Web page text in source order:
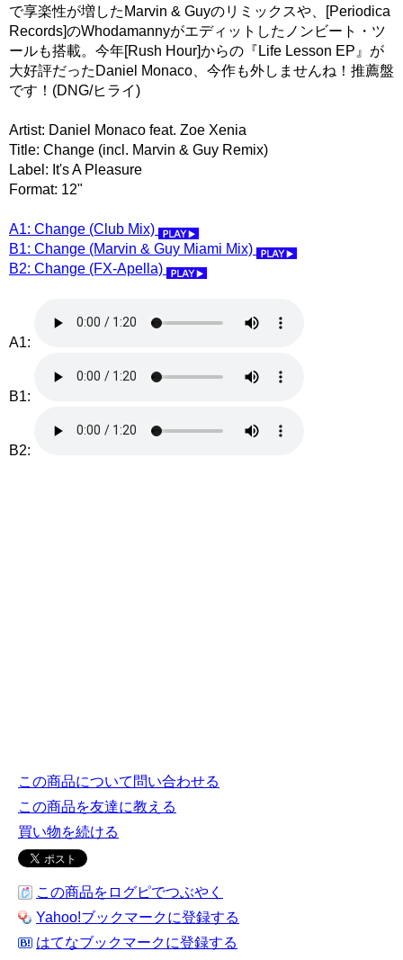
で享楽性が増したMarvin & Guyのリミックスや、[Periodica
Records]のWhodamannyがエディットしたノンビート・ツ
ールも搭載。今年[Rush Hour]からの『Life Lesson EP』が
大好評だったDaniel Monaco、今作も外しませんね！推薦盤
です！(DNG/ヒライ)
Artist: Daniel Monaco feat. Zoe Xenia
Title: Change (incl. Marvin & Guy Remix)
Label: It's A Pleasure
Format: 12"
A1: Change (Club Mix)
B1: Change (Marvin & Guy Miami Mix)
B2: Change (FX-Apella)
A1:
B1:
B2:
この商品について問い合わせる
この商品を友達に教える
買い物を続ける
この商品をログピでつぶやく
Yahoo!ブックマークに登録する
はてなブックマークに登録する